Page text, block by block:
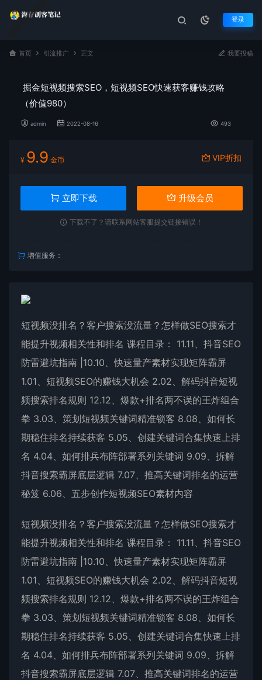
登录
首页 引流推广 正文 我要投稿
掘金短视频搜索SEO，短视频SEO快速获客赚钱攻略
（价值980）
admin 2022-08-16 493
¥ 9.9 金币 VIP折扣
立即下载 升级会员
下载不了？请联系网站客服提交链接错误！
增值服务：
短视频没排名？客户搜索没流量？怎样做SEO搜索才
能提升视频相关性和排名 课程目录： 11.11、抖音SEO
防雷避坑指南 |10.10、快速量产素材实现矩阵霸屏
1.01、短视频SEO的赚钱大机会 2.02、解码抖音短视
频搜索排名规则 12.12、爆款+排名两不误的王炸组合
拳 3.03、策划短视频关键词精准锁客 8.08、如何长
期稳住排名持续获客 5.05、创建关键词合集快速上排
名 4.04、如何排兵布阵部署系列关键词 9.09、拆解
抖音搜索霸屏底层逻辑 7.07、推高关键词排名的运营
秘笈 6.06、五步创作短视频SEO素材内容
短视频没排名？客户搜索没流量？怎样做SEO搜索才
能提升视频相关性和排名 课程目录： 11.11、抖音SEO
防雷避坑指南 |10.10、快速量产素材实现矩阵霸屏
1.01、短视频SEO的赚钱大机会 2.02、解码抖音短视
频搜索排名规则 12.12、爆款+排名两不误的王炸组合
拳 3.03、策划短视频关键词精准锁客 8.08、如何长
期稳住排名持续获客 5.05、创建关键词合集快速上排
名 4.04、如何排兵布阵部署系列关键词 9.09、拆解
抖音搜索霸屏底层逻辑 7.07、推高关键词排名的运营